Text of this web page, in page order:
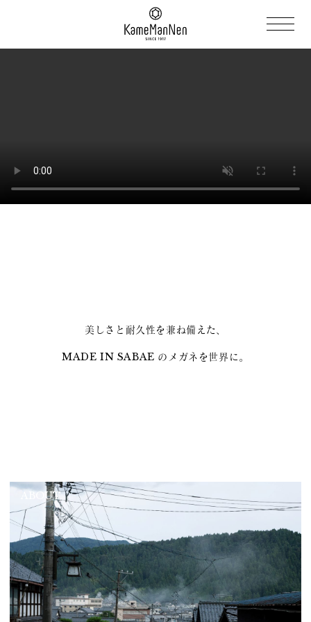
美しさと耐久性を兼ね備えた、
MADE IN SABAE のメガネを世界に。
ABOUT